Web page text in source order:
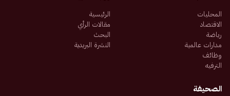
المحليات
الاقتصاد
رياضة
مدارات عالمية
وظائف
الترفيه
الرئيسية
مقالات الرأي
البحث
النشرة البريدية
الصحيفة